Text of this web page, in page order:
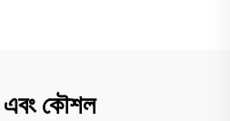
এবং কৌশল